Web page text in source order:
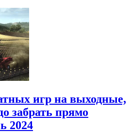
игр на выходные,
забрать прямо
2024